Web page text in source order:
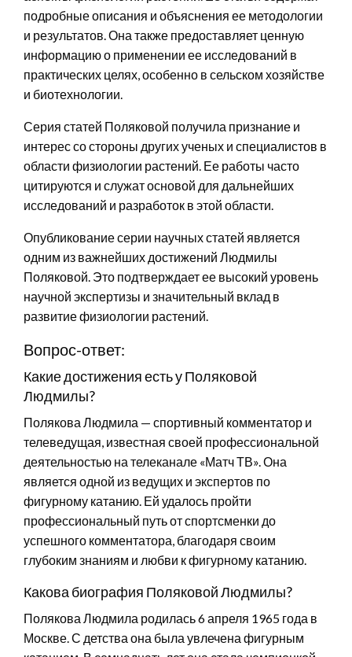
подробные описания и объяснения ее методологии
и результатов. Она также предоставляет ценную
информацию о применении ее исследований в
практических целях, особенно в сельском хозяйстве
и биотехнологии.
Серия статей Поляковой получила признание и
интерес со стороны других ученых и специалистов в
области физиологии растений. Ее работы часто
цитируются и служат основой для дальнейших
исследований и разработок в этой области.
Опубликование серии научных статей является
одним из важнейших достижений Людмилы
Поляковой. Это подтверждает ее высокий уровень
научной экспертизы и значительный вклад в
развитие физиологии растений.
Вопрос-ответ:
Какие достижения есть у Поляковой
Людмилы?
Полякова Людмила — спортивный комментатор и
телеведущая, известная своей профессиональной
деятельностью на телеканале «Матч ТВ». Она
является одной из ведущих и экспертов по
фигурному катанию. Ей удалось пройти
профессиональный путь от спортсменки до
успешного комментатора, благодаря своим
глубоким знаниям и любви к фигурному катанию.
Какова биография Поляковой Людмилы?
Полякова Людмила родилась 6 апреля 1965 года в
Москве. С детства она была увлечена фигурным